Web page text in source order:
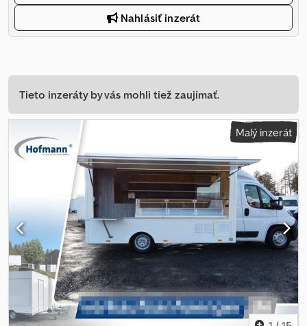
Nahlásiť inzerát
Tieto inzeráty by vás mohli tiež zaujímať.
Malý inzerát